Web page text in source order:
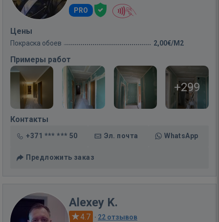
PRO
Цены
Покраска обоев 2,00€/M2
Примеры работ
+299
Контакты
+371 *** *** 50 Эл. почта WhatsApp
Предложить заказ
Alexey K.
4.7 · 22 отзывов